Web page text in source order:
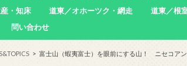
中富良野町
東川町
沼田町
幌加内町
増毛町
・知床 道東／オホーツク・網走 道東／根
問い合わせ
富士山（蝦夷富士）を眼前にする山！ ニセコアン